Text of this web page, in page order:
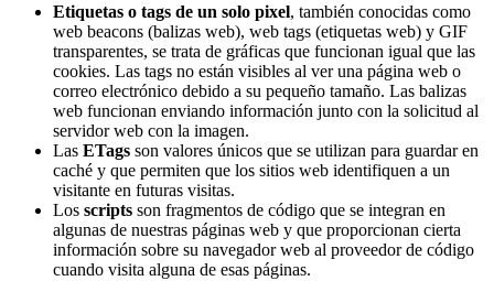
Etiquetas o tags de un solo pixel, también conocidas como
web beacons (balizas web), web tags (etiquetas web) y GIF
transparentes, se trata de gráficas que funcionan igual que las
cookies. Las tags no están visibles al ver una página web o
correo electrónico debido a su pequeño tamaño. Las balizas
web funcionan enviando información junto con la solicitud al
servidor web con la imagen.
Las ETags son valores únicos que se utilizan para guardar en
caché y que permiten que los sitios web identifiquen a un
visitante en futuras visitas.
Los scripts son fragmentos de código que se integran en
algunas de nuestras páginas web y que proporcionan cierta
información sobre su navegador web al proveedor de código
cuando visita alguna de esas páginas.